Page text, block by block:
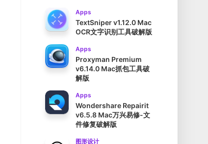
Apps
TextSniper v1.12.0 Mac
OCR文字识别工具破解版
Apps
Proxyman Premium
v6.14.0 Mac抓包工具破
解版
Apps
Wondershare Repairit
v6.5.8 Mac万兴易修-文
件修复破解版
图形设计